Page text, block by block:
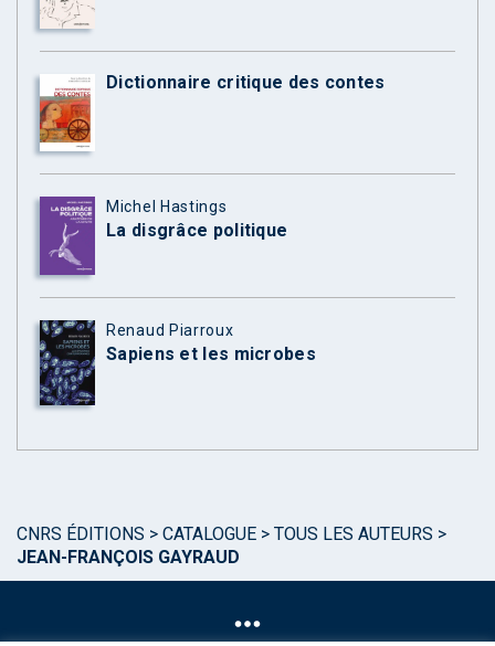
Dictionnaire critique des contes
Michel Hastings
La disgrâce politique
Renaud Piarroux
Sapiens et les microbes
CNRS ÉDITIONS > CATALOGUE > TOUS LES AUTEURS >
JEAN-FRANÇOIS GAYRAUD